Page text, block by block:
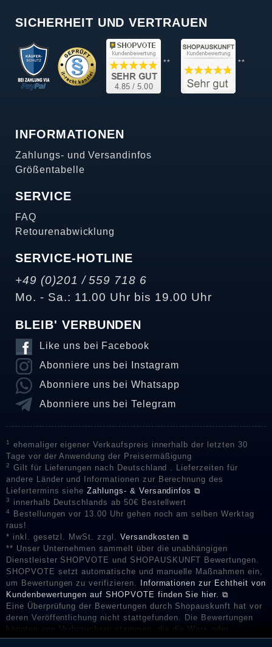
SICHERHEIT UND VERTRAUEN
** **
INFORMATIONEN
Zahlungs- und Versandinfos
Größentabelle
SERVICE
FAQ
Retourenabwicklung
SERVICE-HOTLINE
+49 (0)201 / 559 718 6
Mo. - Sa.: 11.00 Uhr bis 19.00 Uhr
BLEIB' VERBUNDEN
Like uns bei Facebook
Abonniere uns bei Instagram
Abonniere uns bei Whatsapp
Abonniere uns bei Telegram
1
ehemaliger eigener Verkaufspreis innerhalb der letzten 30
Tage vor der Anwendung der Preisermäßigung
2
Gilt für Lieferungen nach Deutschland . Lieferzeiten für
andere Länder und Informationen zur Berechnung des
Liefertermins sieheZahlungs- & Versandinfos ⧉
3 innerhalb Deutschlands ab 50€ Bestellwert
4
Bestellungen vor 13.00 Uhr gehen noch am selben Werktag
raus!
* inkl. gesetzl. MwSt. zzgl. Versandkosten ⧉
** Unser Unternehmen sammelt über die unabhängigen
Dienstleister SHOPVOTE und SHOPAUSKUNFT Bewertungen.
SHOPVOTE setzt automatische und manuelle Maßnahmen ein,
um Bewertungen zu verifizieren.
Informationen zur Echtheit von
Kundenbewertungen auf SHOPVOTE finden Sie hier. ⧉
Eine Überprüfung der Bewertungen durch Shopauskunft hat vor
deren Veröffentlichung nicht stattgefunden. Die Bewertungen
könnten von Verbrauchern stammen, die die Ware oder
Dienstleistungen gar nicht erworben oder genutzt haben. Nach